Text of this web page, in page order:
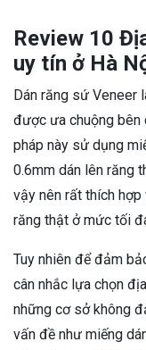
Review 10
uy tín ở Hà
Dán răng sứ Veneer
được ưa chuộng bên
pháp này sử dụng
0.6mm dán lên răng
vậy nên rất thích
răng thật ở mức tối
Tuy nhiên để đảm
cân nhắc lựa chọn
những cơ sở không
vấn đề như miếng